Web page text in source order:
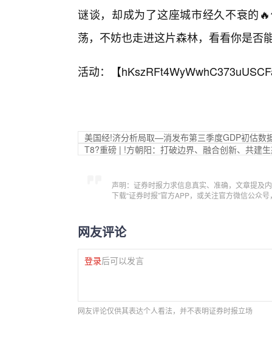
谜谈，却成为了这座城市经久不衰的
荡，不妨也走进这片森林，看看你是否
活动：【
美国经!济分析局取—消发布第三季度GDP初估数
T8?重磅 | !方朝阳：打破边界、融合创新、共建
声明：证券时报力求信息真实、准确，文章提及
下载“证券时报”官方APP，或关注官方微信公众
网友评论
登录后可以发言
网友评论仅供其表达个人看法，并不表明证券时报立场